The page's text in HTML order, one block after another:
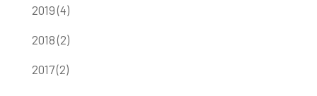
2019 (4)
2018 (2)
2017 (2)